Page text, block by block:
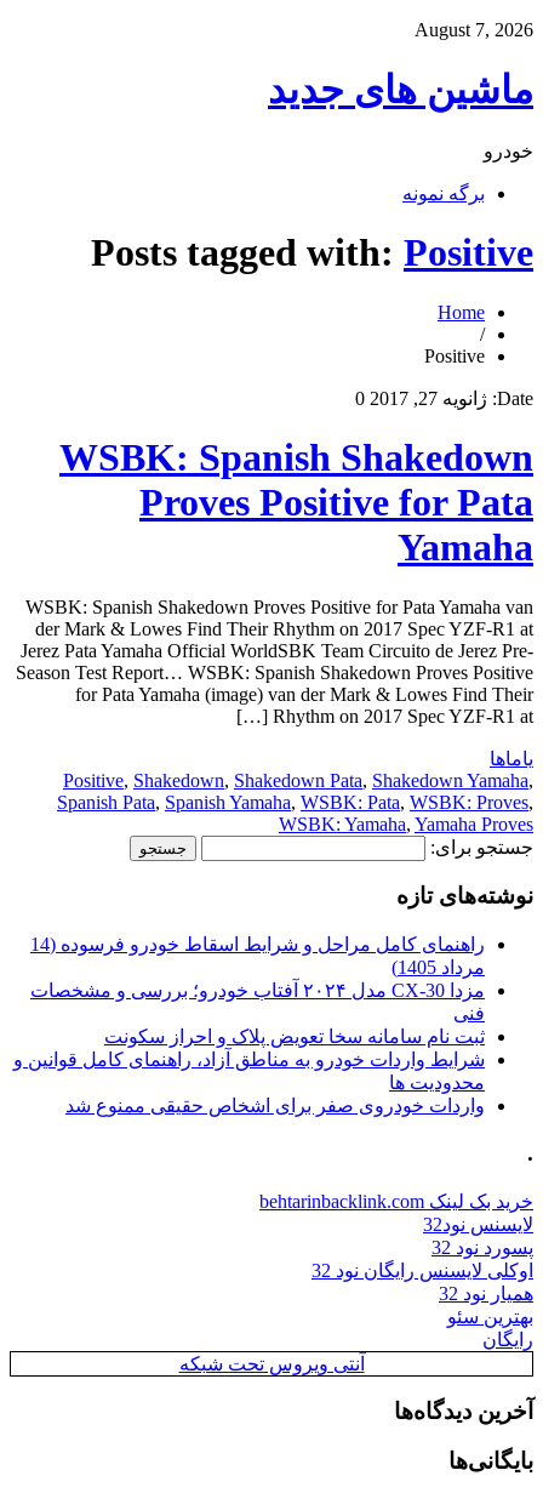
August 7, 2026
ماشین های جدید
خودرو
برگه نمونه
Posts tagged with: Positive
Home
/
Positive
Date: ژانویه 27, 2017 0
WSBK: Spanish Shakedown
Proves Positive for Pata
Yamaha
WSBK: Spanish Shakedown Proves Positive for Pata Yamaha van
der Mark & Lowes Find Their Rhythm on 2017 Spec YZF-R1 at
Jerez Pata Yamaha Official WorldSBK Team Circuito de Jerez Pre-
Season Test Report… WSBK: Spanish Shakedown Proves Positive
for Pata Yamaha (image) van der Mark & Lowes Find Their
Rhythm on 2017 Spec YZF-R1 at […]
یاماها
Positive, Shakedown, Shakedown Pata, Shakedown Yamaha,
Spanish Pata, Spanish Yamaha, WSBK: Pata, WSBK: Proves,
WSBK: Yamaha, Yamaha Proves
جستجو برای:
نوشته‌های تازه
راهنمای کامل مراحل و شرایط اسقاط خودرو فرسوده (14
مرداد 1405)
مزدا CX-30 مدل ۲۰۲۴ آفتاب خودرو؛ بررسی و مشخصات
فنی
ثبت نام سامانه سخا تعویض پلاک و احراز سکونت
شرایط واردات خودرو به مناطق آزاد، راهنمای کامل قوانین و
محدودیت ها
واردات خودروی صفر برای اشخاص حقیقی ممنوع شد
.
خرید بک لینک behtarinbacklink.com
لایسنس نود32
پسورد نود 32
اوکلی لایسنس رایگان نود 32
همیار نود 32
بهترین سئو
رایگان
آنتی ویروس تحت شبکه
آخرین دیدگاه‌ها
بایگانی‌ها